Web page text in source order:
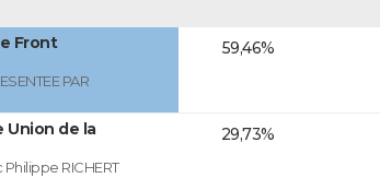
Front
PAR
59,46%
Union de la
RICHERT
29,73%